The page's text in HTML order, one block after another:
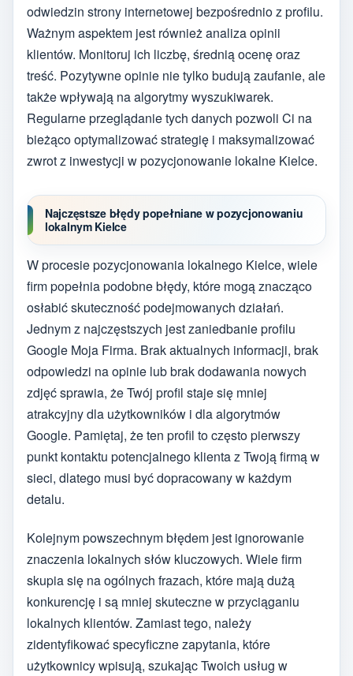
odwiedzin strony internetowej bezpośrednio z profilu.
Ważnym aspektem jest również analiza opinii
klientów. Monitoruj ich liczbę, średnią ocenę oraz
treść. Pozytywne opinie nie tylko budują zaufanie, ale
także wpływają na algorytmy wyszukiwarek.
Regularne przeglądanie tych danych pozwoli Ci na
bieżąco optymalizować strategię i maksymalizować
zwrot z inwestycji w pozycjonowanie lokalne Kielce.
Najczęstsze błędy popełniane w pozycjonowaniu
lokalnym Kielce
W procesie pozycjonowania lokalnego Kielce, wiele
firm popełnia podobne błędy, które mogą znacząco
osłabić skuteczność podejmowanych działań.
Jednym z najczęstszych jest zaniedbanie profilu
Google Moja Firma. Brak aktualnych informacji, brak
odpowiedzi na opinie lub brak dodawania nowych
zdjęć sprawia, że Twój profil staje się mniej
atrakcyjny dla użytkowników i dla algorytmów
Google. Pamiętaj, że ten profil to często pierwszy
punkt kontaktu potencjalnego klienta z Twoją firmą w
sieci, dlatego musi być dopracowany w każdym
detalu.
Kolejnym powszechnym błędem jest ignorowanie
znaczenia lokalnych słów kluczowych. Wiele firm
skupia się na ogólnych frazach, które mają dużą
konkurencję i są mniej skuteczne w przyciąganiu
lokalnych klientów. Zamiast tego, należy
zidentyfikować specyficzne zapytania, które
użytkownicy wpisują, szukając Twoich usług w